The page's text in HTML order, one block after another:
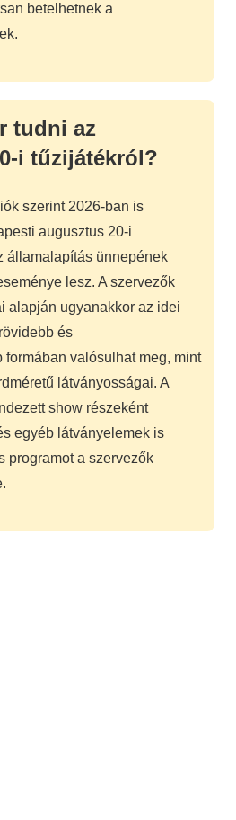
betelhetnek a
tudni az
i tűzijátékról?
szerint 2026-ban is
augusztus 20-i
államalapítás ünnepének
lesz. A szervezők
alapján ugyanakkor az idei
és
formában valósulhat meg, mint
látványosságai. A
show részeként
egyéb látványelemek is
programot a szervezők